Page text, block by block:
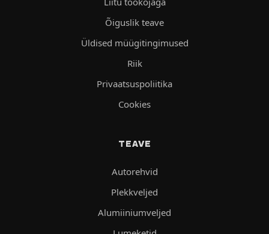
Õiguslik teave
Üldised müügitingimused
Riik
Privaatsuspoliitika
Cookies
TEAVE
Autorehvid
Plekkveljed
Alumiiniumveljed